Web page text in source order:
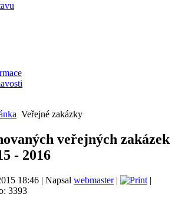
Veřejné zakázky
veřejných zakázek
- 2016
18:46 | Napsal webmaster|
|
3393